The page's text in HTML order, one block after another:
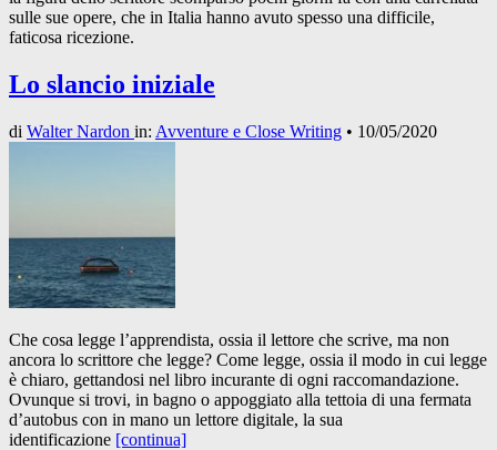
sulle sue opere, che in Italia hanno avuto spesso una difficile,
faticosa ricezione.
Lo slancio iniziale
di Walter Nardon in: Avventure e Close Writing • 10/05/2020
Che cosa legge l’apprendista, ossia il lettore che scrive, ma non
ancora lo scrittore che legge? Come legge, ossia il modo in cui legge
è chiaro, gettandosi nel libro incurante di ogni raccomandazione.
Ovunque si trovi, in bagno o appoggiato alla tettoia di una fermata
d’autobus con in mano un lettore digitale, la sua
identificazione [continua]